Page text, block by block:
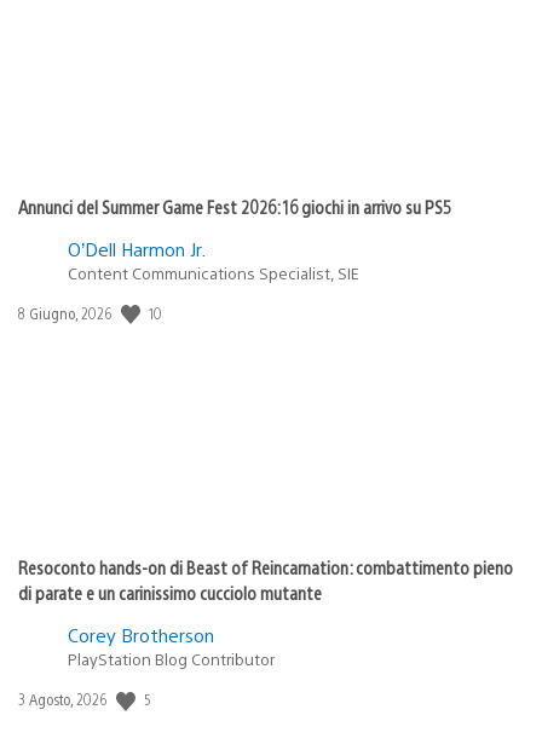
Annunci del Summer Game Fest 2026: 16 giochi in arrivo su PS5
O’Dell Harmon Jr.
Content Communications Specialist, SIE
Data
8 Giugno, 2026 10
Resoconto hands-on di Beast of Reincarnation: combattimento pieno
di parate e un carinissimo cucciolo mutante
Corey Brotherson
PlayStation Blog Contributor
Data
3 Agosto, 2026 5